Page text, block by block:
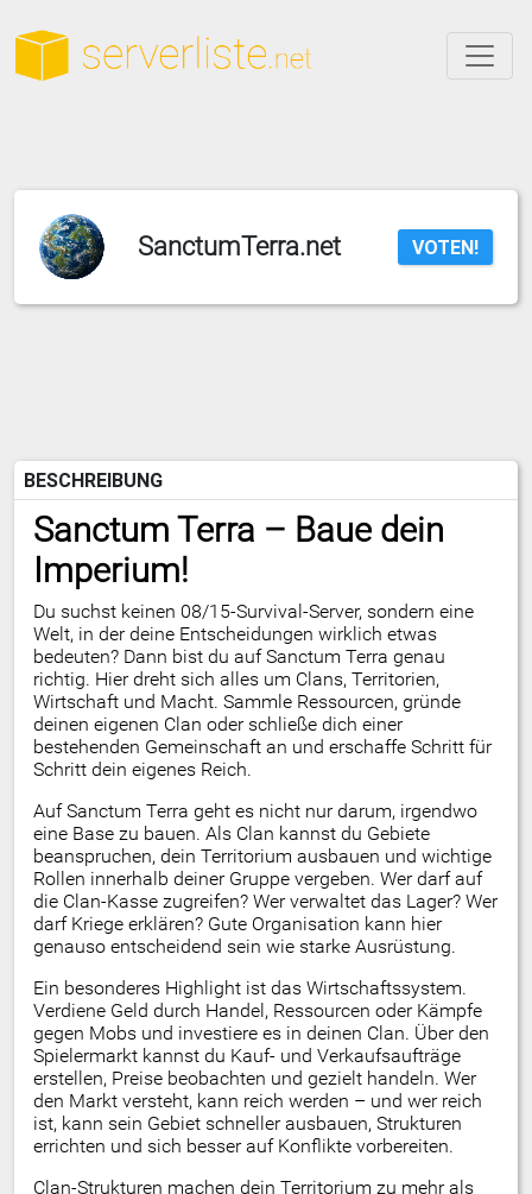
SanctumTerra.net VOTEN!
BESCHREIBUNG
Sanctum Terra – Baue dein
Imperium!
Du suchst keinen 08/15-Survival-Server, sondern eine
Welt, in der deine Entscheidungen wirklich etwas
bedeuten? Dann bist du auf Sanctum Terra genau
richtig. Hier dreht sich alles um Clans, Territorien,
Wirtschaft und Macht. Sammle Ressourcen, gründe
deinen eigenen Clan oder schließe dich einer
bestehenden Gemeinschaft an und erschaffe Schritt für
Schritt dein eigenes Reich.
Auf Sanctum Terra geht es nicht nur darum, irgendwo
eine Base zu bauen. Als Clan kannst du Gebiete
beanspruchen, dein Territorium ausbauen und wichtige
Rollen innerhalb deiner Gruppe vergeben. Wer darf auf
die Clan-Kasse zugreifen? Wer verwaltet das Lager? Wer
darf Kriege erklären? Gute Organisation kann hier
genauso entscheidend sein wie starke Ausrüstung.
Ein besonderes Highlight ist das Wirtschaftssystem.
Verdiene Geld durch Handel, Ressourcen oder Kämpfe
gegen Mobs und investiere es in deinen Clan. Über den
Spielermarkt kannst du Kauf- und Verkaufsaufträge
erstellen, Preise beobachten und gezielt handeln. Wer
den Markt versteht, kann reich werden – und wer reich
ist, kann sein Gebiet schneller ausbauen, Strukturen
errichten und sich besser auf Konflikte vorbereiten.
Clan-Strukturen machen dein Territorium zu mehr als